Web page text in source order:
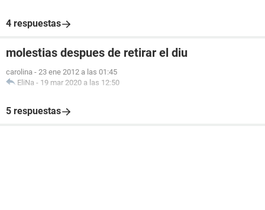
4 respuestas
molestias despues de retirar el diu
carolina - 23 ene 2012 a las 01:45
EliNa - 19 mar 2020 a las 12:50
5 respuestas